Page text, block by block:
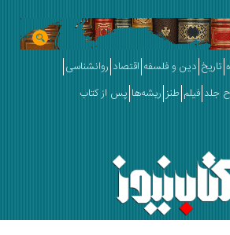
دین و فلسفه اقتصاد روانشناسی
فیلم طنز ریشه‌ها پس از کتاب